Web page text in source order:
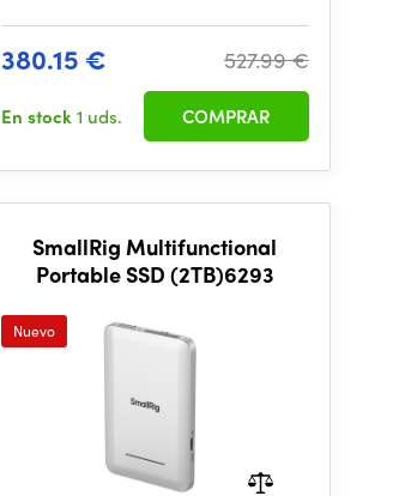
380.15 € 527.99 €
En stock1 uds. COMPRAR
SmallRig Multifunctional
Portable SSD (2TB)6293
Nuevo